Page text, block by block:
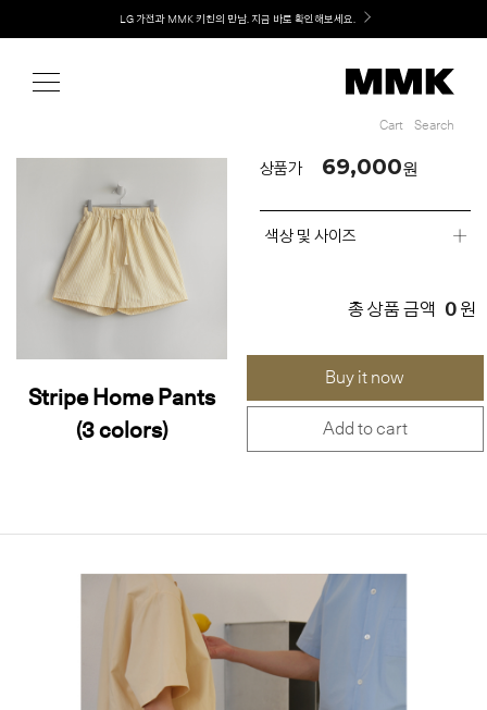
Welcome! 신규 회원가입 시 MMK Shop Coupon (총 60만원) 지급
MMK의 새로운 키친 디자인, EXTRUDE 익스트루드 라인 출시
Cart Search
Stripe Home Pants
(3 colors)
상품가 69,000원
색상 및 사이즈
총 상품 금액 0 원
Buy it now
Add to cart